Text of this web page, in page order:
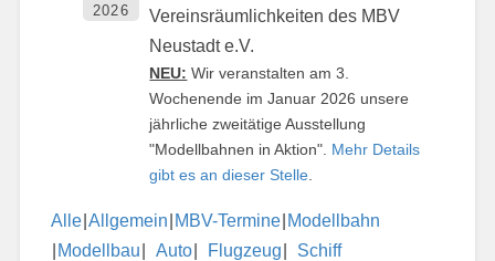
2026
Vereinsräumlichkeiten des MBV
Neustadt e.V.
NEU: Wir veranstalten am 3.
Wochenende im Januar 2026 unsere
jährliche zweitätige Ausstellung
"Modellbahnen in Aktion". Mehr Details
gibt es an dieser Stelle
Alle Allgemein MBV-Termine Modellbahn
Modellbau
Auto Flugzeug Schiff